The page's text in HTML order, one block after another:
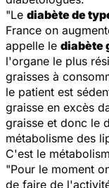
"Le diabète de
France on
appelle le diabète
l'organe le plus
graisses à
le patient est
graisse en excès
graisse et donc le
métabolisme des
C'est le
"Pour le moment
de faire de